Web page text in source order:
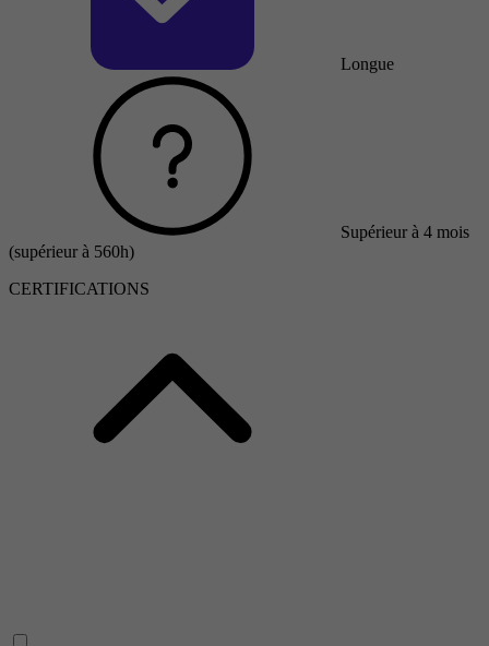
Longue
Supérieur à 4 mois
(supérieur à 560h)
CERTIFICATIONS